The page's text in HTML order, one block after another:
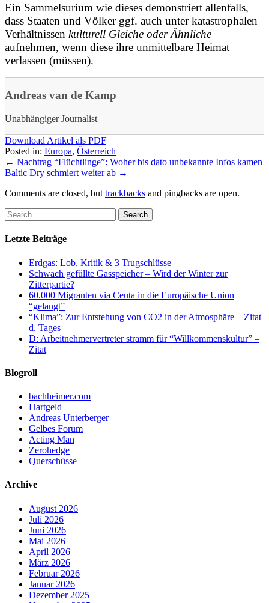
Ein Sammelsurium wie dieses demonstriert allenfalls,
dass Staaten und Völker ggf. auch unter katastrophalen
Verhältnissen kulturell Gleiche oder Ähnliche
aufnehmen, wenn diese ihre unmittelbare Heimat
verlassen (müssen).
Andreas van de Kamp
Unabhängiger Journalist
Download Artikel als PDF
Posted in: Europa, Österreich
← Nachtrag “Flüchtlinge”: Woher bis dato unbekannte Infos kamen
Baltic Dry schmiert weiter ab →
Comments are closed, but trackbacks and pingbacks are open.
Letzte Beiträge
Erdgas: Lob, Kritik & 3 Trugschlüsse
Schwach gefüllte Gasspeicher – Wird der Winter zur
Zitterpartie?
60.000 Migranten via Ceuta in die Europäische Union
“gelangt”
“Klima”: Zur Entstehung von CO2 in der Atmosphäre – Zitat
d. Tages
D: Arbeitnehmervertreter stramm für “Willkommenskultur” –
Zitat
Blogroll
bachheimer.com
Hartgeld
Andreas Unterberger
Gelbes Forum
Acting Man
Zerohedge
Querschüsse
Archive
August 2026
Juli 2026
Juni 2026
Mai 2026
April 2026
März 2026
Februar 2026
Januar 2026
Dezember 2025